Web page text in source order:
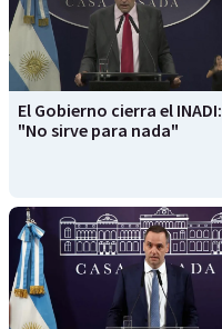
El Gobierno cierra el INADI:
"No sirve para nada"